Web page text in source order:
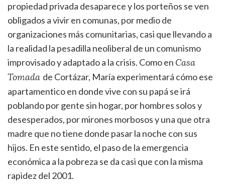
propiedad privada desaparece y los porteños se ven
obligados a vivir en comunas, por medio de
organizaciones más comunitarias, casi que llevando a
la realidad la pesadilla neoliberal de un comunismo
improvisado y adaptado a la crisis. Como en Casa
Tomada de Cortázar, María experimentará cómo ese
apartamentico en donde vive con su papá se irá
poblando por gente sin hogar, por hombres solos y
desesperados, por mirones morbosos y una que otra
madre que no tiene donde pasar la noche con sus
hijos. En este sentido, el paso de la emergencia
económica a la pobreza se da casi que con la misma
rapidez del 2001.